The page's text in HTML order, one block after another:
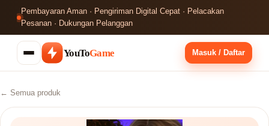
Pembayaran Aman · Pengiriman Digital Cepat · Pelacakan
Pesanan · Dukungan Pelanggan
YouToGame Masuk / Daftar
← Semua produk